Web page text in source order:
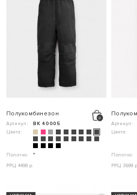
Полукомбинезон
Артикул:
ВК 40005
Цвета:
Полотно:
"
РРЦ: 4499 р.
Артикул:
Цвета:
Полотно:
РРЦ: 3699